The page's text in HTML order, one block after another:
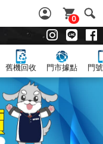
0
舊機回收 門市據點 門